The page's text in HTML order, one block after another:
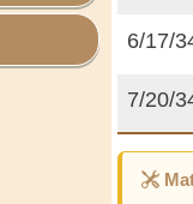
6/17/
7/20/